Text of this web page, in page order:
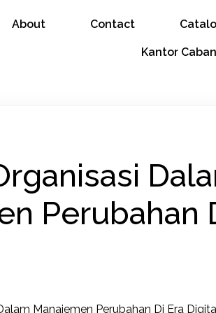
About Contact
Kantor
Perubahan
Manajemen Perubahan Di Era